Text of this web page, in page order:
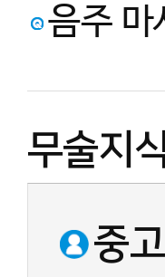
음주 마
무술지
중